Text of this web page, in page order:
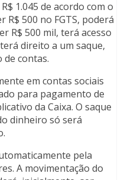
1.045 de acordo com o
R$ 500 no FGTS, poderá
R$ 500 mil, terá acesso
direito a um saque,
contas.
em contas sociais
para pagamento de
da Caixa. O saque
dinheiro só será
pela
A movimentação do